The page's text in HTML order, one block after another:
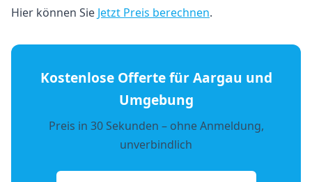
Hier können Sie Jetzt Preis berechnen.
Kostenlose Offerte für Aargau und
Umgebung
Preis in 30 Sekunden – ohne Anmeldung,
unverbindlich